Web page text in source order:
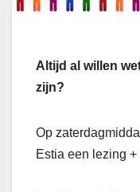
Altijd al willen
zijn?
Op
Estia een lezing